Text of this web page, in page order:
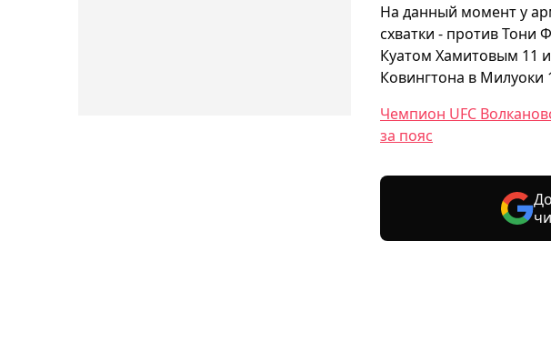
На данный момент у
схватки - против Тони
Куатом Хамитовым 11
Ковингтона в Милуоки
Чемпион UFC
за пояс